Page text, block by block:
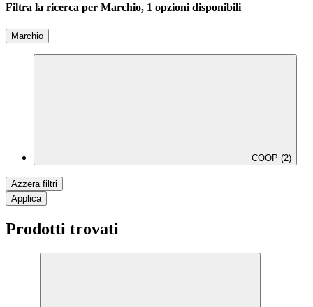
Filtra la ricerca per Marchio, 1 opzioni disponibili
Marchio
COOP (2)
Azzera filtri
Applica
Prodotti trovati